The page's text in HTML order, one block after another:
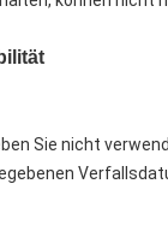
Sie nicht